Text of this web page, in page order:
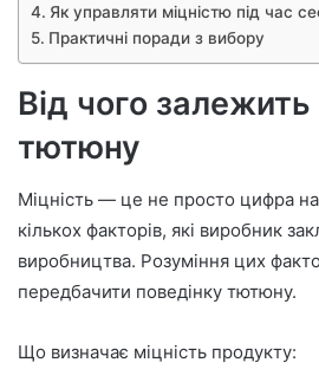
Як управляти міцністю під час
Практичні поради з вибору
Від чого залежить
тютюну
Міцність — це не просто цифра на
кількох факторів, які виробник
виробництва. Розуміння цих
передбачити поведінку тютюну.
Що визначає міцність продукту: